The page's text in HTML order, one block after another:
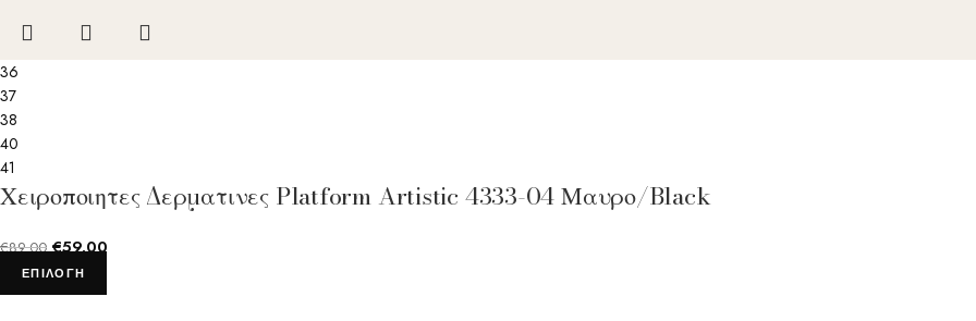
36
37
38
40
41
Χειροποιητες Δερματινες Platform Artistic 4333-04 Μαυρο/Black
€89.00 €59.00
ΕΠΙΛΟΓΉ